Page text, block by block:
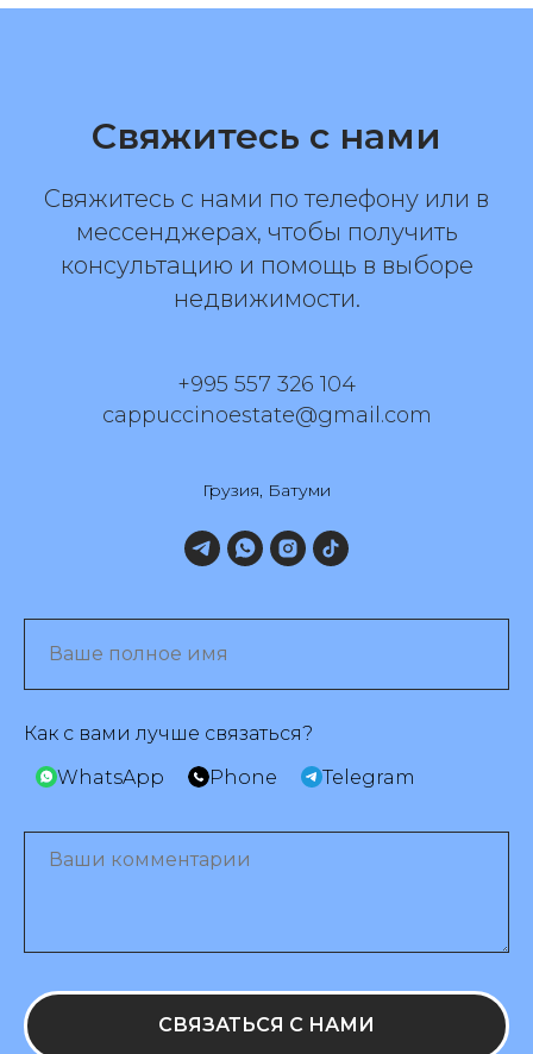
Свяжитесь с нами
Свяжитесь с нами по телефону или в
мессенджерах, чтобы получить
консультацию и помощь в выборе
недвижимости.
+995 557 326 104
cappuccinoestate@gmail.com
Грузия, Батуми
Как с вами лучше связаться?
WhatsApp
Phone Telegram
СВЯЗАТЬСЯ С НАМИ